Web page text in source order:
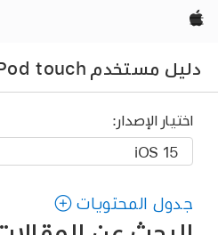
Apple‏
دليل مستخدم iPod touch
اختيار الإصدار:
جدول المحتويات